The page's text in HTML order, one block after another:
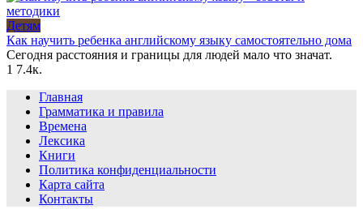
Детям
Как научить ребенка английскому языку самостоятельно дома
Сегодня расстояния и границы для людей мало что значат.
1 7.4к.
Главная
Грамматика и правила
Времена
Лексика
Книги
Политика конфиденциальности
Карта сайта
Контакты